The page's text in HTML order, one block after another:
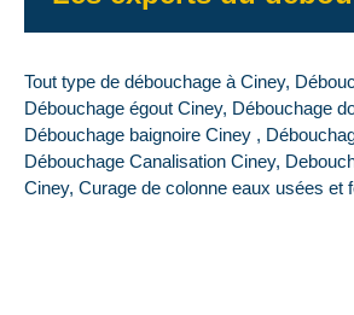
Tout type de débouchage à Ciney,
Débouchage égout Ciney, Débouchage
Débouchage baignoire Ciney ,
Débouchage Canalisation Ciney,
Ciney, Curage de colonne eaux usées et